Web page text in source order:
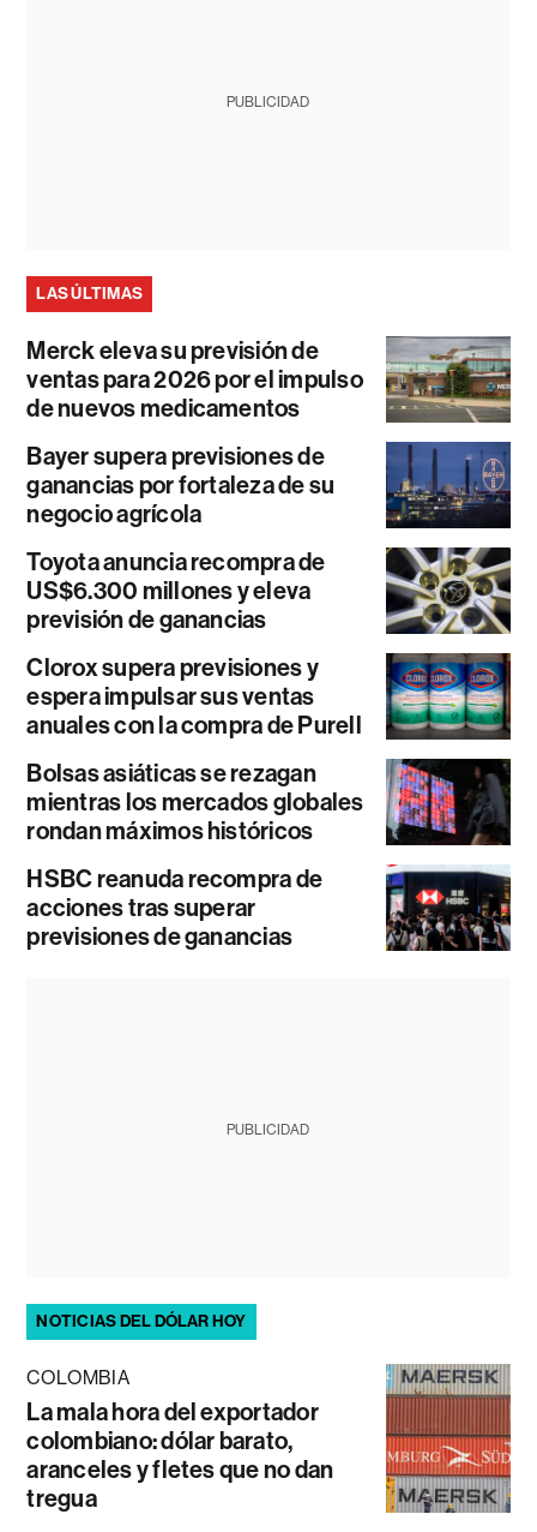
PUBLICIDAD
LAS ÚLTIMAS
Merck eleva su previsión de
ventas para 2026 por el impulso
de nuevos medicamentos
Bayer supera previsiones de
ganancias por fortaleza de su
negocio agrícola
Toyota anuncia recompra de
US$6.300 millones y eleva
previsión de ganancias
Clorox supera previsiones y
espera impulsar sus ventas
anuales con la compra de Purell
Bolsas asiáticas se rezagan
mientras los mercados globales
rondan máximos históricos
HSBC reanuda recompra de
acciones tras superar
previsiones de ganancias
PUBLICIDAD
NOTICIAS DEL DÓLAR HOY
COLOMBIA
La mala hora del exportador
colombiano: dólar barato,
aranceles y fletes que no dan
tregua